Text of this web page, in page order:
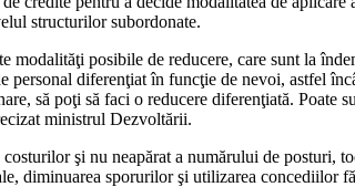
structurilor subordonate.
modalităţi posibile de reducere, care sunt la
diferenţiat în funcţie de nevoi, astfel
să poţi să faci o reducere diferenţiată.
ministrul Dezvoltării.
şi nu neapărat a numărului de posturi,
diminuarea sporurilor şi utilizarea concediilor